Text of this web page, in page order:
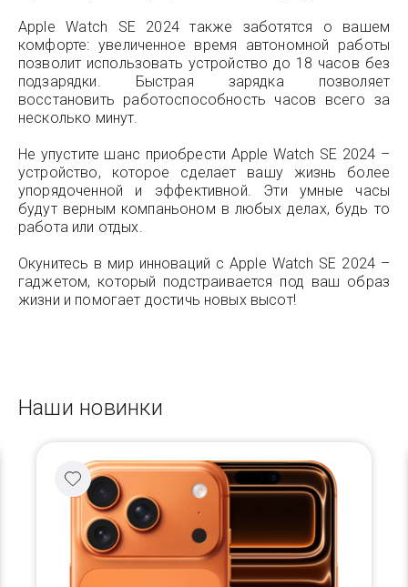
Apple Watch SE 2024 также заботятся о вашем
комфорте: увеличенное время автономной работы
позволит использовать устройство до 18 часов без
подзарядки. Быстрая зарядка позволяет
восстановить работоспособность часов всего за
несколько минут.
Не упустите шанс приобрести Apple Watch SE 2024 –
устройство, которое сделает вашу жизнь более
упорядоченной и эффективной. Эти умные часы
будут верным компаньоном в любых делах, будь то
работа или отдых.
Окунитесь в мир инноваций с Apple Watch SE 2024 –
гаджетом, который подстраивается под ваш образ
жизни и помогает достичь новых высот!
Наши новинки